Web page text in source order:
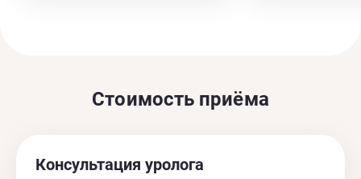
Стоимость приёма
Консультация уролога